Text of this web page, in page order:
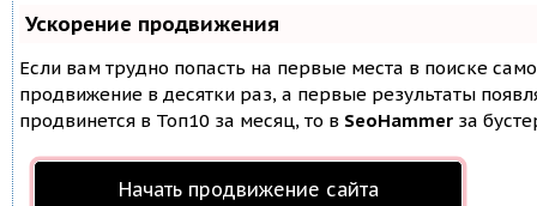
Ускорение продвижения
Если вам трудно попасть на первые места в поиске
продвижение в десятки раз, а первые результаты
продвинется в Топ10 за месяц, то в SeoHammer за
Начать продвижение сайта